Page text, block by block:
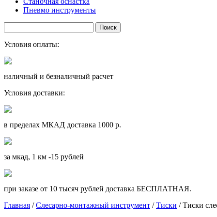
Пневмо инструменты
Условия оплаты:
наличный и безналичный расчет
Условия доставки:
в пределах МКАД доставка 1000 р.
за мкад, 1 км -15 рублей
при заказе от 10 тысяч рублей доставка БЕСПЛАТНАЯ.
Главная /Слесарно-монтажный инструмент /Тиски / Тиски